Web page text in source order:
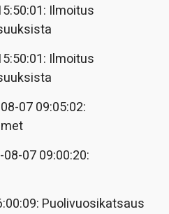
Ilmoitus
Ilmoitus
07 09:05:02:
08-07 09:00:20:
Puolivuosikatsaus